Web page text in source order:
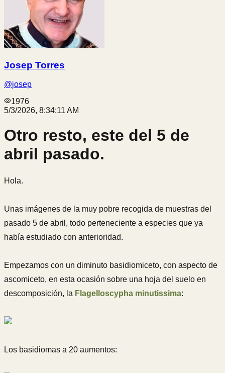
Josep Torres
@josep
1976
5/3/2026, 8:34:11 AM
Otro resto, este del 5 de
abril pasado.
Hola.
Unas imágenes de la muy pobre recogida de muestras del
pasado 5 de abril, todo perteneciente a especies que ya
había estudiado con anterioridad.
Empezamos con un diminuto basidiomiceto, con aspecto de
ascomiceto, en esta ocasión sobre una hoja del suelo en
descomposición, la Flagelloscypha minutissima:
Los basidiomas a 20 aumentos: